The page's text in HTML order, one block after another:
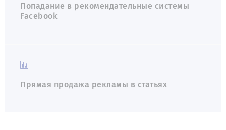
Попадание в рекомендательные системы
Facebook
Прямая продажа рекламы в статьях